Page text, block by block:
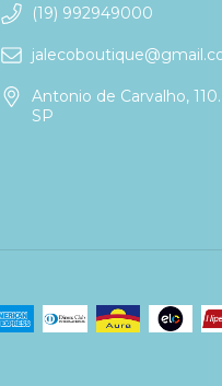
(19) 992949000
Antonio de Carvalho,
SP